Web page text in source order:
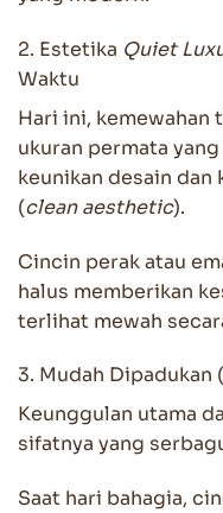
2. Estetika Quiet
Waktu
Hari ini,
ukuran permata
keunikan desain
(clean aesthetic).
Cincin perak atau
halus memberikan
terlihat mewah
3. Mudah Dipadukan (
Keunggulan utama
sifatnya yang
Saat hari bahagia,